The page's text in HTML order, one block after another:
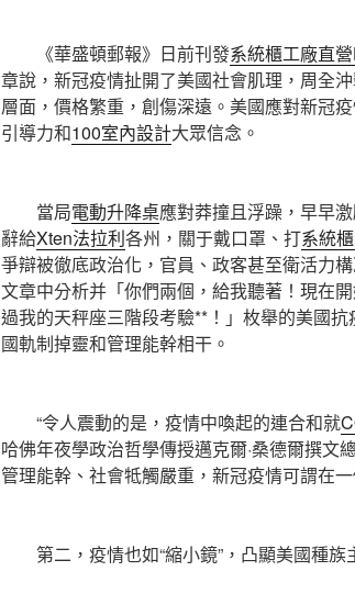
《華盛頓郵報》日前刊發系統櫃工廠直營
章說，新冠疫情扯開了美國社會肌理，周全
層面，價格繁重，創傷深遠。美國應對新冠
引導力和100室內設計大眾信念。
當局電動升降桌應對莽撞且浮躁，早早
辭給Xten法拉利各州，關于戴口罩、打系統
爭辯被徹底政治化，官員、政客甚至衛活力
文章中分析并「你們兩個，給我聽著！現在
過我的天秤座三階段考驗**！」枚舉的美國
國軌制掉靈和管理能幹相干。
“令人震動的是，疫情中喚起的連合和就
哈佛年夜學政治哲學傳授邁克爾·桑德爾撰文
管理能幹、社會牴觸嚴重，新冠疫情可謂在一
第二，疫情也如“縮小鏡”，凸顯美國種族